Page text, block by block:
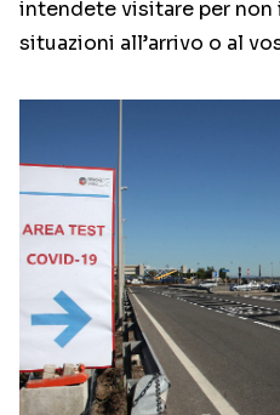
intendete visitare per non
situazioni all’arrivo o al